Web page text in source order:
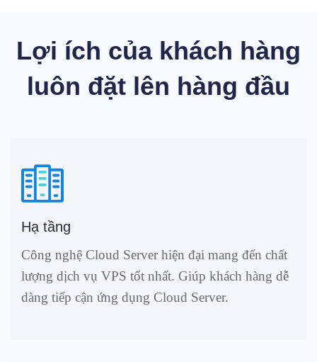
Lợi ích của khách hàng
luôn đặt lên hàng đầu
Hạ tầng
Công nghệ Cloud Server hiện đại mang đến chất
lượng dịch vụ VPS tốt nhất. Giúp khách hàng dễ
dàng tiếp cận ứng dụng Cloud Server.